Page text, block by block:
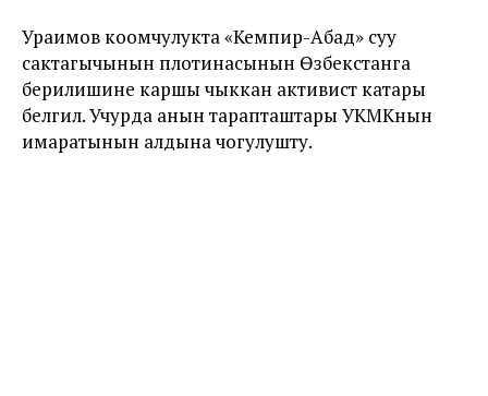
Ураимов коомчулукта «Кемпир-Абад» суу
сактагычынын плотинасынын Өзбекстанга
берилишине каршы чыккан активист катары
белгилүү. Учурда анын тарапташтары УКМКнын
имаратынын алдына чогулушту.